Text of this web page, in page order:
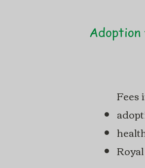
Adoption
Fees